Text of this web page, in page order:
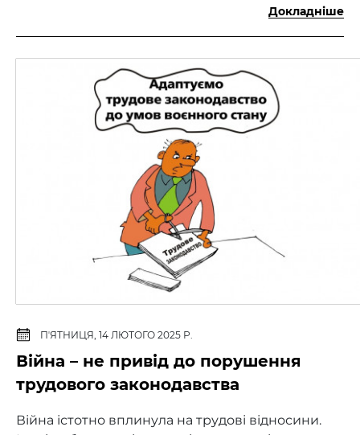
Докладніше
ПʼЯТНИЦЯ, 14 ЛЮТОГО 2025 Р.
Війна – не привід до порушення
трудового законодавства
Війна істотно вплинула на трудові відносини.